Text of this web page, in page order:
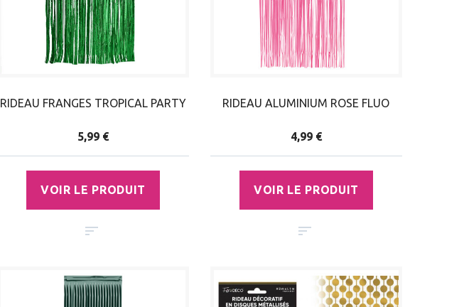
RIDEAU FRANGES TROPICAL PARTY
5,99 €
VOIR LE PRODUIT
RIDEAU ALUMINIUM ROSE FLUO
4,99 €
VOIR LE PRODUIT